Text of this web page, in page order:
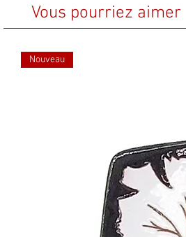
Vous pourriez aimer
Nouveau